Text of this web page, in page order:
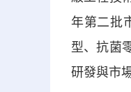
年第二批
型、抗菌
研發與市